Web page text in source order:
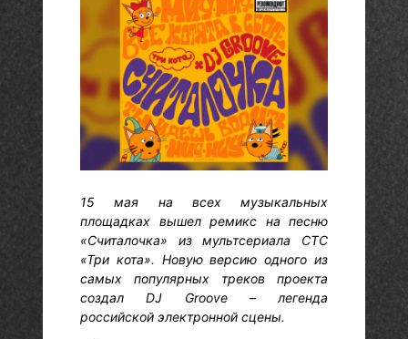
15 мая на всех музыкальных
площадках вышел ремикс на песню
«Считалочка» из мультсериала СТС
«Три кота». Новую версию одного из
самых популярных треков проекта
создал DJ Groove – легенда
российской электронной сцены.